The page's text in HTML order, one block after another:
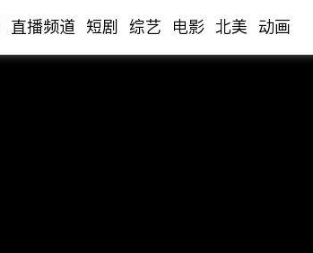
直播频道 短剧 综艺 电影 北美 动画